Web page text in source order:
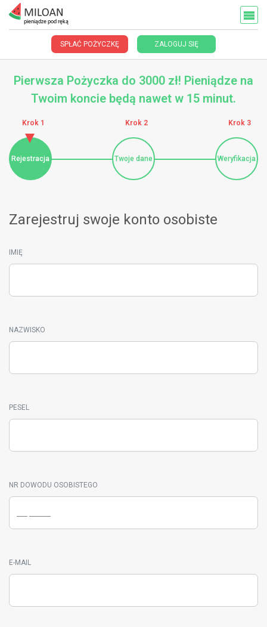
pieniądze pod ręką
SPŁAĆ POŻYCZKĘ ZALOGUJ SIĘ
Pierwsza Pożyczka do 3000 zł! Pieniądze na
Twoim koncie będą nawet w 15 minut.
Krok 1
Rejestracja
Krok 2
Twoje dane
Krok 3
Weryfikacja
Zarejestruj swoje konto osobiste
IMIĘ
NAZWISKO
PESEL
NR DOWODU OSOBISTEGO
E-MAIL